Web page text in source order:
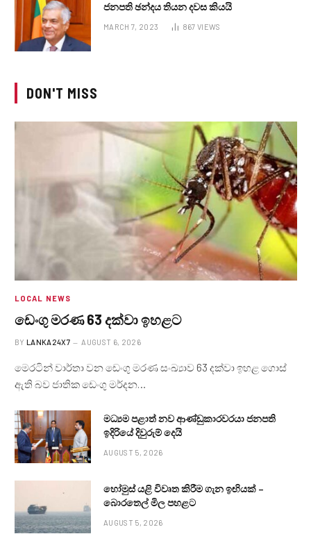
ජනපති ඡන්දය තියන දවස කියයි
MARCH 7, 2023 867 VIEWS
DON'T MISS
LOCAL NEWS
ඩෙංගු මරණ 63 දක්වා ඉහළට
BY LANKA24X7 AUGUST 6, 2026
මෙරටින් වාර්තා වන ඩෙංගු මරණ සංඛ්‍යාව 63 දක්වා ඉහළ ගොස්
ඇති බව ජාතික ඩෙංගු මර්දන…
මධ්‍යම පළාත් නව ආණ්ඩුකාරවරයා ජනපති
ඉදිරියේ දිවුරුම් දෙයි
AUGUST 5, 2026
හෝමුස් යළි විවෘත කිරීම ගැන ඉඟියක් –
බොරතෙල් මිල පහළට
AUGUST 5, 2026